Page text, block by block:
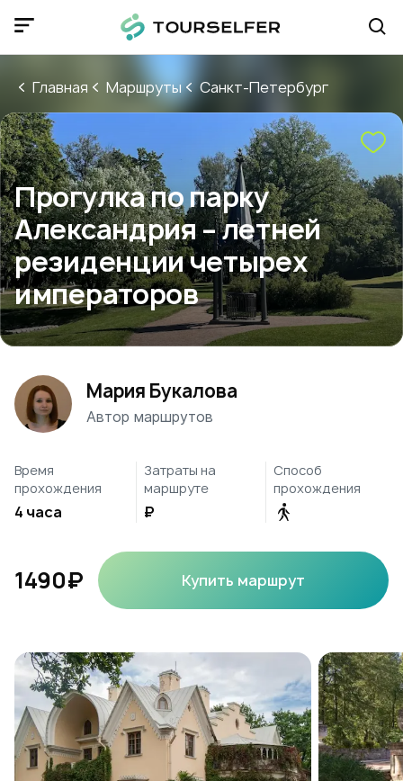
Главная Маршруты Санкт-Петербург
Прогулка по парку
Александрия – летней
резиденции четырех
императоров
Мария Букалова
Автор маршрутов
Время
прохождения
4 часа
Затраты на
маршруте
₽
Способ
прохождения
1490₽ Купить маршрут